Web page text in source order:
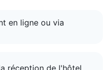
en ligne ou via
réception de l'hôtel